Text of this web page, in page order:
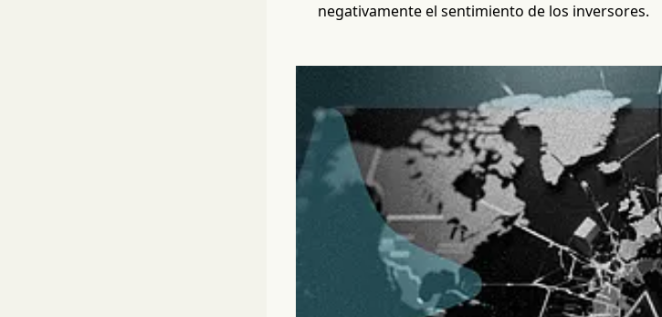
negativamente el sentimiento de los inversores.